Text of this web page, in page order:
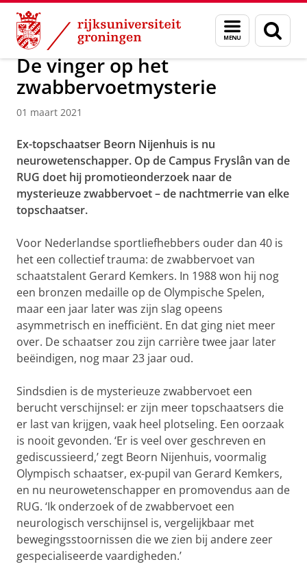
Skip
Content
Skip
Navigation
Menu
en
zoeken
Over ons Actueel Nieuws Nieuwsberichten
De vinger op het
zwabbervoetmysterie
01 maart 2021
Ex-topschaatser Beorn Nijenhuis is nu
neurowetenschapper. Op de Campus Fryslân van de
RUG doet hij promotieonderzoek naar de
mysterieuze zwabbervoet – de nachtmerrie van elke
topschaatser.
Voor Nederlandse sportliefhebbers ouder dan 40 is
het een collectief trauma: de zwabbervoet van
schaatstalent Gerard Kemkers. In 1988 won hij nog
een bronzen medaille op de Olympische Spelen,
maar een jaar later was zijn slag opeens
asymmetrisch en inefficiënt. En dat ging niet meer
over. De schaatser zou zijn carrière twee jaar later
beëindigen, nog maar 23 jaar oud.
Sindsdien is de mysterieuze zwabbervoet een
berucht verschijnsel: er zijn meer topschaatsers die
er last van krijgen, vaak heel plotseling. Een oorzaak
is nooit gevonden. ‘Er is veel over geschreven en
gediscussieerd,’ zegt Beorn Nijenhuis, voormalig
Olympisch schaatser, ex-pupil van Gerard Kemkers,
en nu neurowetenschapper en promovendus aan de
RUG. ‘Ik onderzoek of de zwabbervoet een
neurologisch verschijnsel is, vergelijkbaar met
bewegingsstoornissen die we zien bij andere zeer
gespecialiseerde vaardigheden.’